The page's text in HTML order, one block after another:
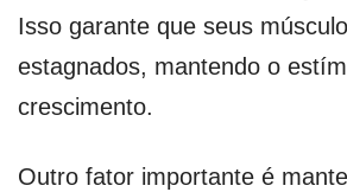
Isso garante que seus
estagnados, mantendo o
crescimento.
Outro fator importante é